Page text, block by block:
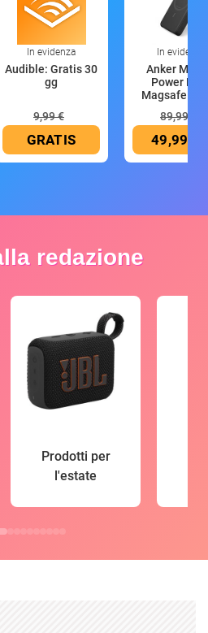
In evidenza
Audible: Gratis 30
gg
9,99 €
GRATIS
In evidenza
Anker
Power
Magsafe
89,99 €
49,99 €
redazione
Prodotti per
l'estate